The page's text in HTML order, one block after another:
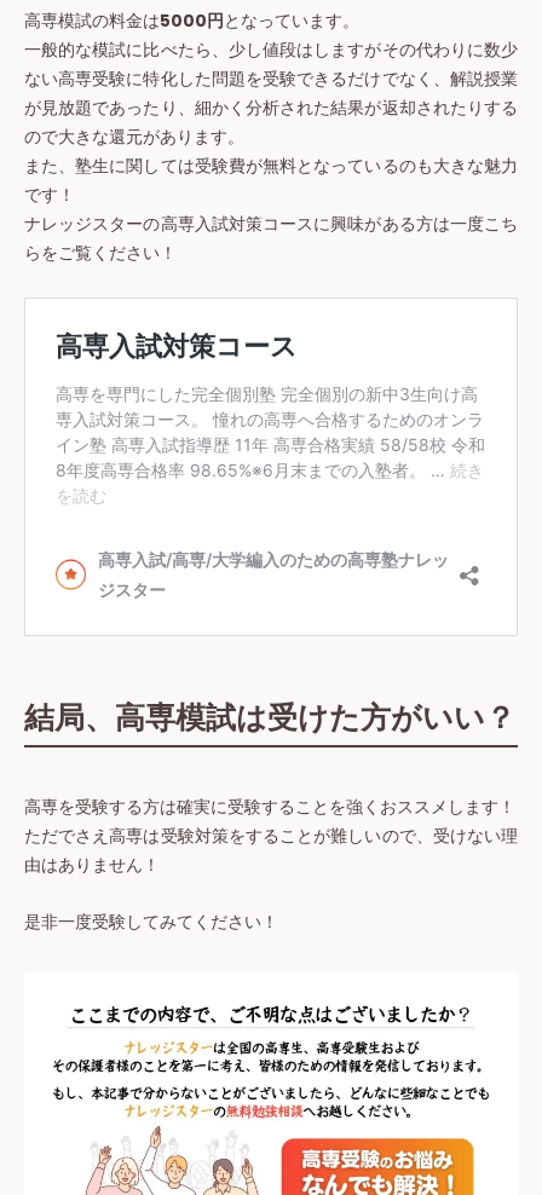
高専模試の料金は5000円となっています。
一般的な模試に比べたら、少し値段はしますがその代わりに数少
ない高専受験に特化した問題を受験できるだけでなく、解説授業
が見放題であったり、細かく分析された結果が返却されたりする
ので大きな還元があります。
また、塾生に関しては受験費が無料となっているのも大きな魅力
です！
ナレッジスターの高専入試対策コースに興味がある方は一度こち
らをご覧ください！
結局、高専模試は受けた方がいい？
高専を受験する方は確実に受験することを強くおススメします！
ただでさえ高専は受験対策をすることが難しいので、受けない理
由はありません！
是非一度受験してみてください！